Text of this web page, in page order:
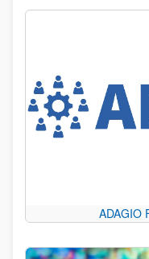
ADAGIO